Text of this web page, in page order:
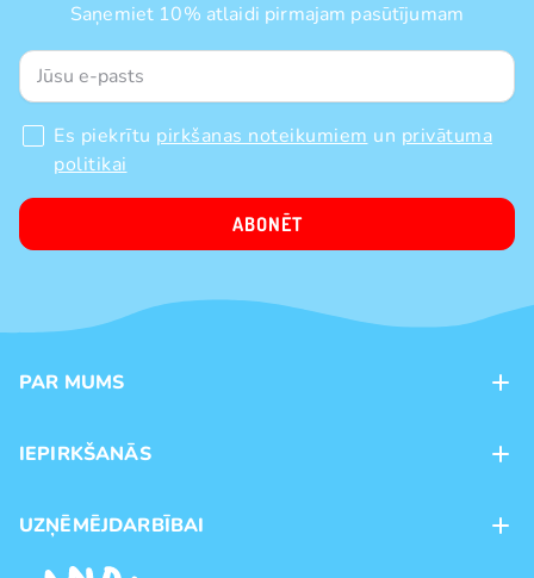
Saņemiet 10% atlaidi pirmajam pasūtījumam
Es piekrītu pirkšanas noteikumiem un privātuma
politikai
ABONĒT
PAR MUMS
Veikali
Preču zīmoli
IEPIRKŠANĀS
Piegāde
UZŅĒMĒJDARBĪBAI
Franšīze